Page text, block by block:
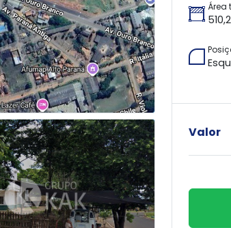
Área
Valor